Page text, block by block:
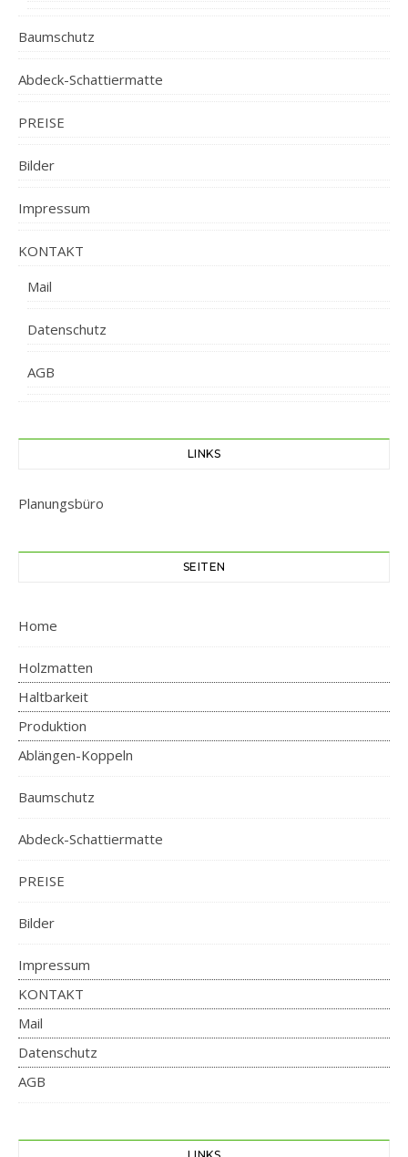
Baumschutz
Abdeck-Schattiermatte
PREISE
Bilder
Impressum
KONTAKT
Mail
Datenschutz
AGB
LINKS
Planungsbüro
SEITEN
Home
Holzmatten
Haltbarkeit
Produktion
Ablängen-Koppeln
Baumschutz
Abdeck-Schattiermatte
PREISE
Bilder
Impressum
KONTAKT
Mail
Datenschutz
AGB